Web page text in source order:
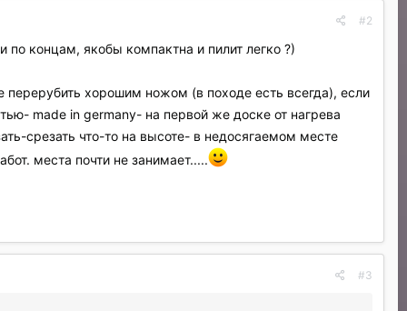
#2
по концам, якобы компактна и пилит легко ?)
хорошим ножом (в походе есть всегда), если
made in germany- на первой же доске от нагрева
срезать что-то на высоте- в недосягаемом месте
места почти не занимает.....
#3